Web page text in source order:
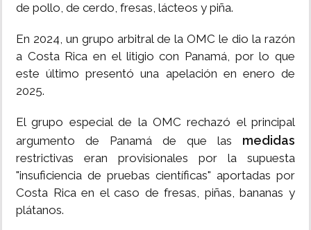
de pollo, de cerdo, fresas, lácteos y piña.
En 2024, un grupo arbitral de la OMC le dio la razón
a Costa Rica en el litigio con Panamá, por lo que
este último presentó una apelación en enero de
2025.
El grupo especial de la OMC rechazó el principal
argumento de Panamá de que las medidas
restrictivas eran provisionales por la supuesta
"insuficiencia de pruebas científicas" aportadas por
Costa Rica en el caso de fresas, piñas, bananas y
plátanos.